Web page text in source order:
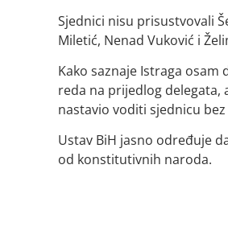
Sjednici nisu prisustvovali
Miletić, Nenad Vuković i
Kako saznaje Istraga
reda na prijedlog delegata,
nastavio voditi sjednicu
Ustav BiH jasno određuje
od konstitutivnih naroda.